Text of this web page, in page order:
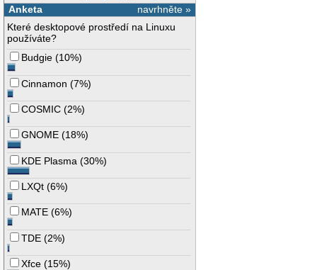
navrhněte »
Anketa
Které desktopové prostředí na Linuxu
používáte?
Budgie (10%)
Cinnamon (7%)
COSMIC (2%)
GNOME (18%)
KDE Plasma (30%)
LXQt (6%)
MATE (6%)
TDE (2%)
Xfce (15%)